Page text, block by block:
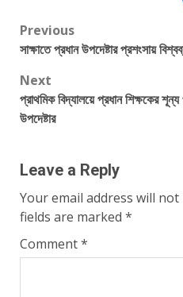
Post
navigation
Previous
সাক্ষাতে প্রধান উপদেষ্টার প্রশংসায়
Next
প্রাথমিক বিদ্যালয়ে প্রধান শিক্ষকের
উপদেষ্টার
Leave a Reply
Your email address will not
fields are marked *
Comment*